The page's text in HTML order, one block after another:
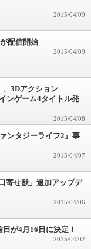
2015/04/09
配信開始
2015/04/09
、3Dアクション
ンゲーム4タイトル発
2015/04/08
ンタジーライフ2』事
2015/04/07
寄せ獣」追加アップデ
2015/04/06
が4月16日に決定！
2015/04/02